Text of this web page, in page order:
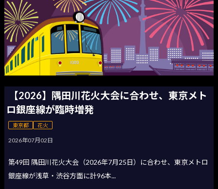
【2026】隅田川花火大会に合わせ、東京メト
ロ銀座線が臨時増発
東京都 花火
2026年07月02日
第49回 隅田川花火大会（2026年7月25日）に合わせ、東京メトロ
銀座線が浅草・渋谷方面に計96本...